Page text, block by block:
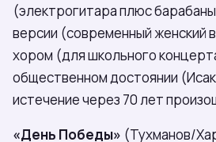
(электрогитара плюс
версии (современный женский
хором (для школьного
общественном достоянии
истечение через 70 лет
«День Победы» (Тухманов/